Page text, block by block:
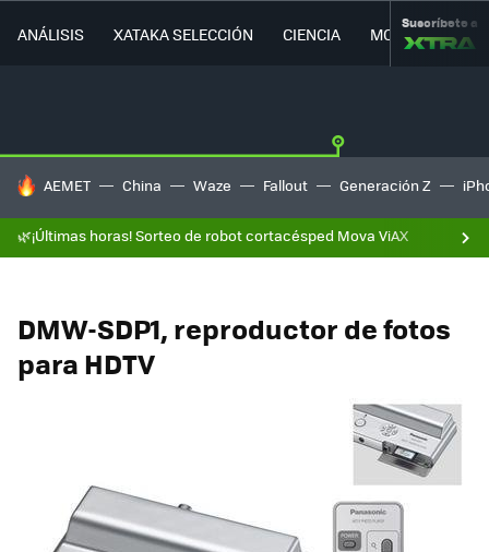
ANÁLISIS XATAKA SELECCIÓN CIENCIA MOVILIDAD
Suscríbete a
HOY SE HABLA DE
AEMET China Waze Fallout Generación Z
🌿¡Últimas horas! Sorteo de robot cortacésped Mova ViAX
DMW-SDP1, reproductor de fotos
para HDTV